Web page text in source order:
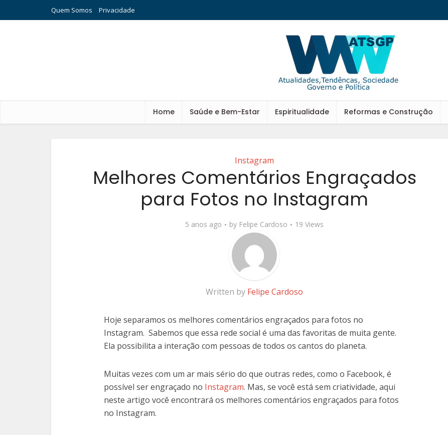
Quem Somos Privacidade
Home Saúde e Bem-Estar Espiritualidade Reformas e Construção
Instagram
Melhores Comentários Engraçados
para Fotos no Instagram
5 anos ago by Felipe Cardoso 19 Views
Written by Felipe Cardoso
Hoje separamos os melhores comentários engraçados para fotos no
Instagram. Sabemos que essa rede social é uma das favoritas de muita gente.
Ela possibilita a interação com pessoas de todos os cantos do planeta.
Muitas vezes com um ar mais sério do que outras redes, como o Facebook, é
possível ser engraçado no Instagram. Mas, se você está sem criatividade, aqui
neste artigo você encontrará os melhores comentários engraçados para fotos
no Instagram.